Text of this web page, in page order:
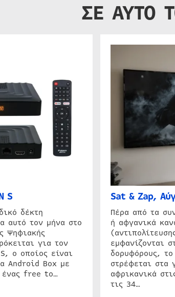
ΣΕ ΑΥΤΟ
S
δέκτη
αυτό τον μήνα στο
Ψηφιακής
για τον
ο οποίος είναι
Android Box με
ένας free to…
Sat & Zap,
Πέρα από τα
ή αφγανικά
εμφανίζονται
δορυφόρους,
στρέφεται στα
αφρικανικά
τις 34…